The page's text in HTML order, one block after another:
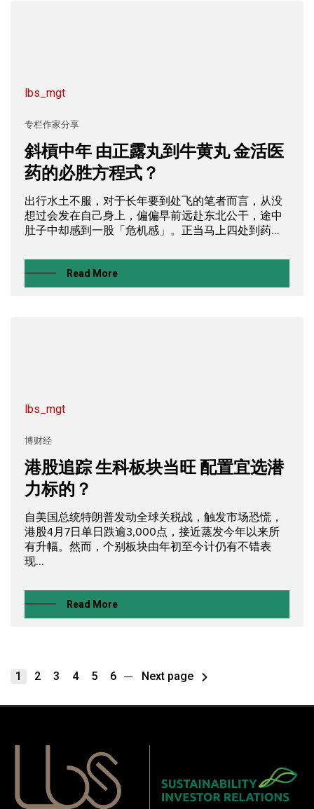
lbs_mgt
专栏作家分享
斜槓中年 由正露丸到牛黄丸 金活医
药的必胜方程式？
出行水土不服，对于长年要到处飞的笔者而言，从没
想过会发在自己身上，偏偏早前远赴东北公干，途中
肚子中却感到一股「危机感」。正当马上四处到药...
Read More
lbs_mgt
博财经
港股追踪 生科板块当旺 配置宜选潜
力标的？
自美国总统特朗普发动全球关税战，触发市场恐慌，
港股4月7日单日跌逾3,000点，接近蒸发今年以来所
有升幅。然而，个别板块由年初至今计仍有不错表
现...
Read More
1 2 3 4 5 6 Next page